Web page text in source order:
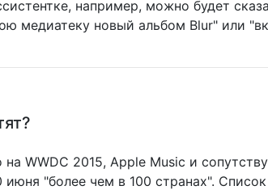
например, можно будет
медиатеку новый альбом Blur" или
на WWDC 2015, Apple Music и
июня "более чем в 100 странах".